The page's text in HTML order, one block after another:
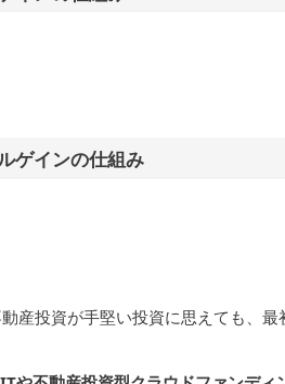
ゲインの仕組み
産投資が手堅い投資に思えても、